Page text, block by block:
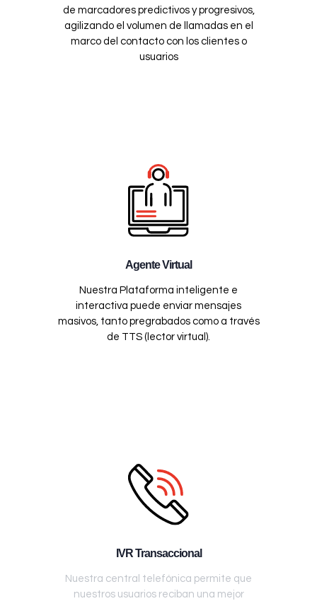
de marcadores predictivos y progresivos,
agilizando el volumen de llamadas en el
marco del contacto con los clientes o
usuarios
Agente Virtual
Nuestra Plataforma inteligente e
interactiva puede enviar mensajes
masivos, tanto pregrabados como a través
de TTS (lector virtual).
IVR Transaccional
Nuestra central telefónica permite que
nuestros usuarios reciban una mejor